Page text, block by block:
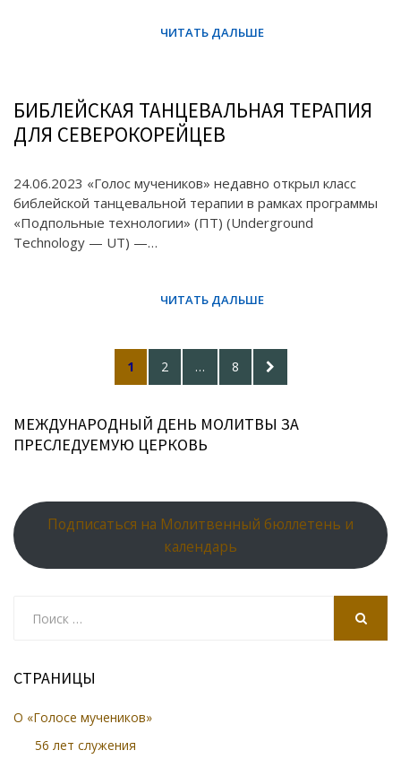
БИБЛЕЙСКАЯ ТАНЦЕВАЛЬНАЯ ТЕРАПИЯ
ДЛЯ СЕВЕРОКОРЕЙЦЕВ
24.06.2023 «Голос мучеников» недавно открыл класс
библейской танцевальной терапии в рамках программы
«Подпольные технологии» (ПТ) (Underground
Technology — UT) —…
pagination
PAGE
1 PAGE
2 … PAGE
8
NEXT
PAGE
МЕЖДУНАРОДНЫЙ ДЕНЬ МОЛИТВЫ ЗА
ПРЕСЛЕДУЕМУЮ ЦЕРКОВЬ
Подписаться на Молитвенный бюллетень и
календарь
СТРАНИЦЫ
О «Голосе мучеников»
56 лет служения